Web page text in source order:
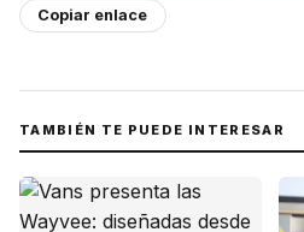
Copiar enlace
TAMBIÉN TE PUEDE INTERESAR